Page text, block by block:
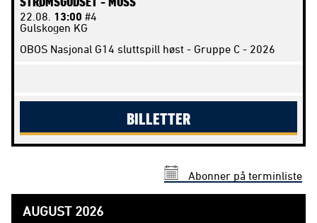
22.08. 13:00 #4
Gulskogen KG
OBOS Nasjonal G14 sluttspill høst - Gruppe C - 2026
BILLETTER
Abonner på terminliste
AUGUST 2026